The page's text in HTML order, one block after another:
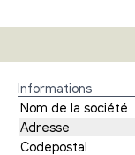
Informations
Nom de la société
Adresse
Codepostal